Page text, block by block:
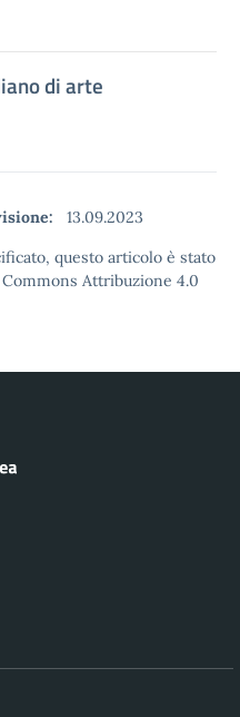
di arte
13.09.2023
questo articolo è stato
Attribuzione 4.0